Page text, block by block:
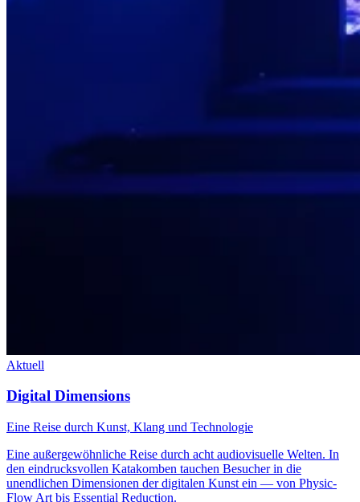
Aktuell
Digital Dimensions
Eine Reise durch Kunst, Klang und Technologie
Eine außergewöhnliche Reise durch acht audiovisuelle Welten. In
den eindrucksvollen Katakomben tauchen Besucher in die
unendlichen Dimensionen der digitalen Kunst ein — von Physic-
Flow Art bis Essential Reduction.